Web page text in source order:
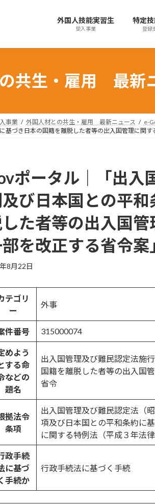
外国人技能実習生
受入事業
特定
登録
共生・雇用 最新
事業 外国人材との共生・雇用 最新ニュース
e-
づき日本の国籍を離脱した者等の出入国管理に関
ポータル｜「出入
び日本国との平
た者等の出入国
を改正する省令案
8月22日
更
日
テゴリ
ー
外事
件番号 315000074
めよう
する命
などの
題名
出入国管理及び難民認定法施
国籍を離脱した者等の出入国
省令
拠法令
条項
出入国管理及び難民認定法（
項及び日本国との平和条約に
に関する特例法（平成３年法
政手続
に基づ
手続か
行政手続法に基づく手続